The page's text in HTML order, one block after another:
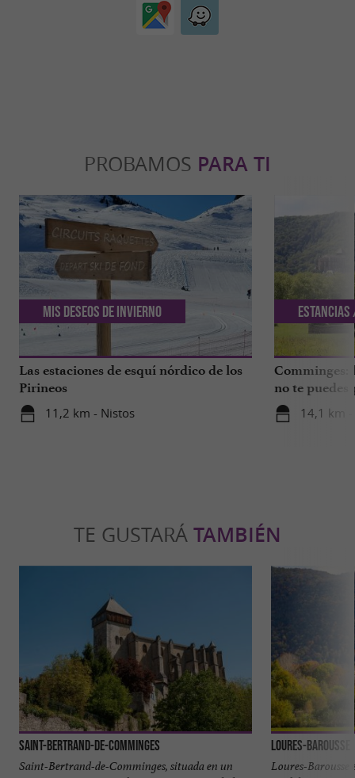
PROBAMOS PARA TI
Las estaciones de esquí nórdico de los
Pirineos
11,2 km - Nistos
Mis deseos de invierno
Comminges:
no te puedes
14,1 km -
Estancias
TE GUSTARÁ TAMBIÉN
Saint-Bertrand-de-Comminges
Saint-Bertrand-de-Comminges, situada en un
Loures-Barousse
Loures-Barousse